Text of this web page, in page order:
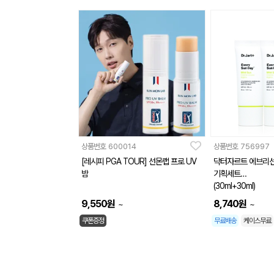
상품번호 600014
[레시피 PGA TOUR] 선몬랩 프로 UV
밤
9,550원 ~
쿠폰증정
상품번호 756997
닥터자르트 에브리
기획세트
(30ml+30ml)
8,740원 ~
무료배송 케이스무료